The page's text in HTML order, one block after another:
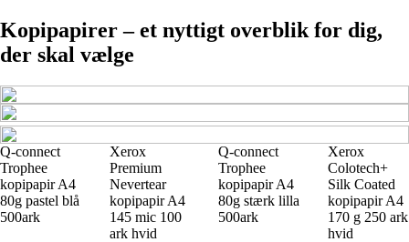
Kopipapirer – et nyttigt overblik for dig,
der skal vælge
Q-connect
Trophee
kopipapir A4
80g pastel blå
500ark
Xerox
Premium
Nevertear
kopipapir A4
145 mic 100
ark hvid
Q-connect
Trophee
kopipapir A4
80g stærk lilla
500ark
Xerox
Colotech+
Silk Coated
kopipapir A4
170 g 250 ark
hvid